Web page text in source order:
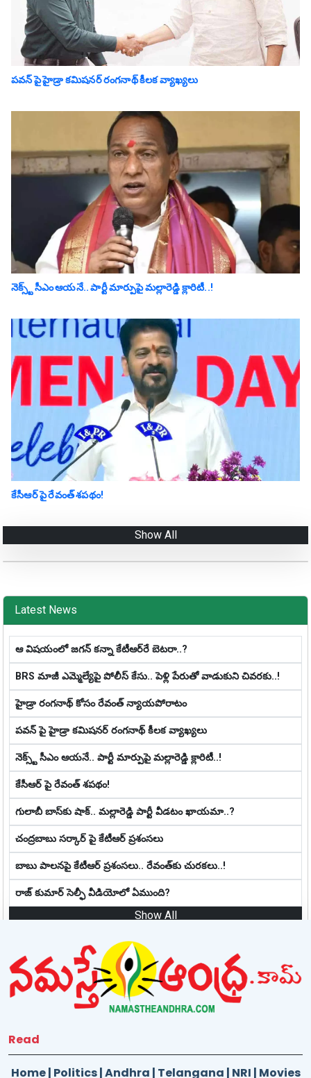
పవన్ పై హైడ్రా కమిషనర్ రంగనాథ్ కీలక వ్యాఖ్యలు
నెక్స్ట్ సీఎం ఆయనే.. పార్టీ మార్పుపై మ‌ల్లారెడ్డి క్లారిటీ..!
కేసీఆర్ పై రేవంత్ శపథం!
Show All
Latest News
ఆ విష‌యంలో జ‌గ‌న్ క‌న్నా కేటీఆర్‌రే బెట‌రా..?
BRS మాజీ ఎమ్మెల్యేపై పోలీస్ కేసు.. పెళ్లి పేరుతో వాడుకుని చివ‌ర‌కు..!
హైడ్రా రంగనాథ్ కోసం రేవంత్ న్యాయపోరాటం
పవన్ పై హైడ్రా కమిషనర్ రంగనాథ్ కీలక వ్యాఖ్యలు
నెక్స్ట్ సీఎం ఆయనే.. పార్టీ మార్పుపై మ‌ల్లారెడ్డి క్లారిటీ..!
కేసీఆర్ పై రేవంత్ శపథం!
గులాబీ బాస్‌కు షాక్.. మల్లారెడ్డి పార్టీ వీడ‌టం ఖాయ‌మా..?
చంద్రబాబు సర్కార్ పై కేటీఆర్ ప్రశంసలు
బాబు పాలనపై కేటీఆర్ ప్రశంసలు.. రేవంత్‌కు చుర‌క‌లు..!
రాజ్ కుమార్ సెల్ఫీ వీడియోలో ఏముంది?
Show All
Read
Home| Politics|Andhra | Telangana | NRI | Movies